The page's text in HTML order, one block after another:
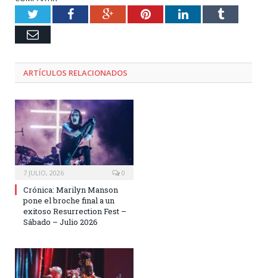
TwitterFacebookGoogle+PinterestLinkedInTumblr
Email
ARTÍCULOS RELACIONADOS
7 JULIO, 2026 0
Crónica: Marilyn Manson
pone el broche final a un
exitoso Resurrection Fest –
Sábado – Julio 2026